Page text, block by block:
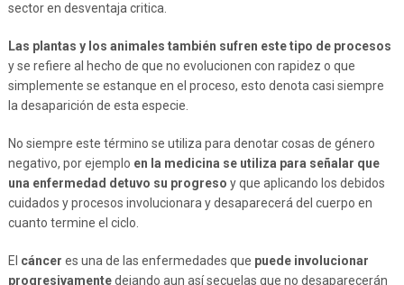
sector en desventaja critica.
Las plantas y los animales también sufren este tipo de procesos
y se refiere al hecho de que no evolucionen con rapidez o que
simplemente se estanque en el proceso, esto denota casi siempre
la desaparición de esta especie.
No siempre este término se utiliza para denotar cosas de género
negativo, por ejemplo en la medicina se utiliza para señalar que
una enfermedad detuvo su progreso y que aplicando los debidos
cuidados y procesos involucionara y desaparecerá del cuerpo en
cuanto termine el ciclo.
El cáncer es una de las enfermedades que puede involucionar
progresivamentedejando aun así secuelas que no desaparecerán